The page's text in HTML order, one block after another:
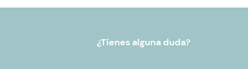
¿Tienes alguna duda?